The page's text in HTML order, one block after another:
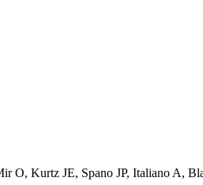
O, Kurtz JE, Spano JP, Italiano A,